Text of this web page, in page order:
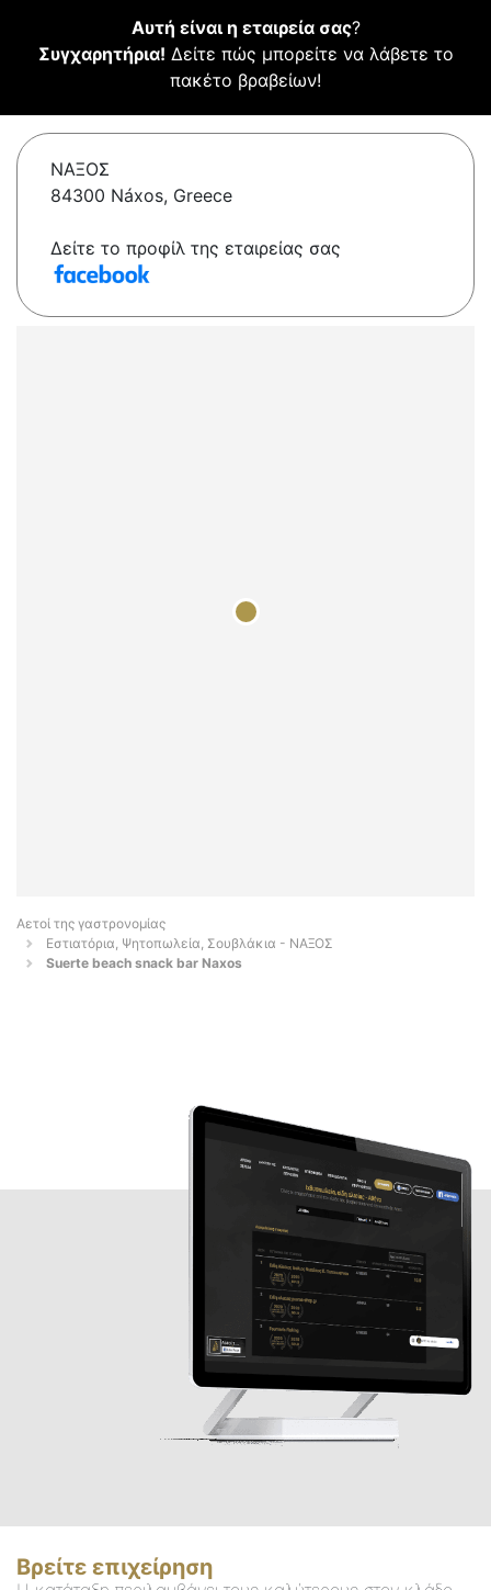
Αυτή είναι η εταιρεία σας?
Συγχαρητήρια! Δείτε πώς μπορείτε να λάβετε το
πακέτο βραβείων!
ΝΑΞΟΣ
84300 Náxos, Greece
Δείτε το προφίλ της εταιρείας σας
Αετοί της γαστρονομίας
Εστιατόρια, Ψητοπωλεία, Σουβλάκια - ΝΑΞΟΣ
Suerte beach snack bar Naxos
Βρείτε επιχείρηση